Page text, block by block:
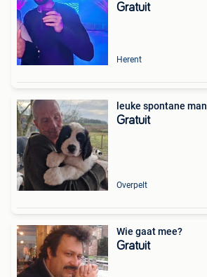
Gratuit
Herent
leuke spontane man
Gratuit
Overpelt
Wie gaat mee?
Gratuit